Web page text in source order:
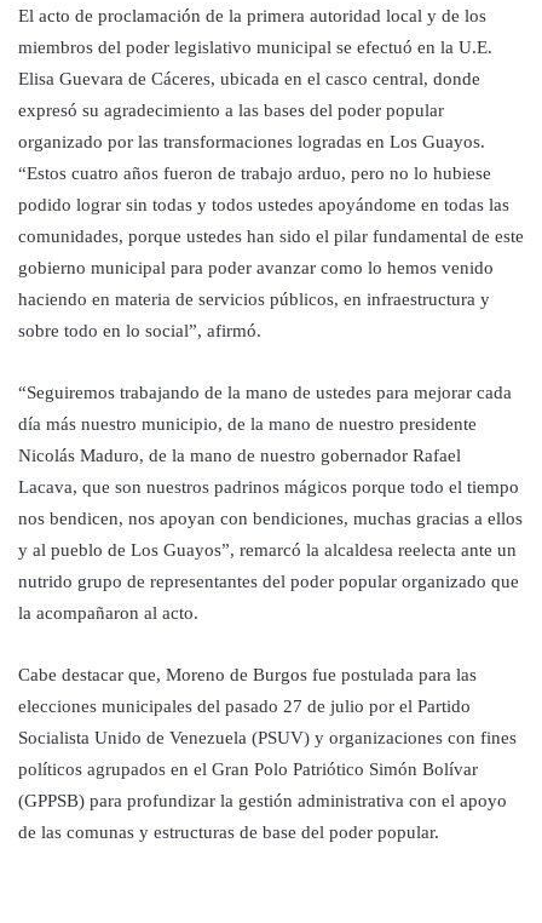
El acto de proclamación de la primera autoridad local y de los
miembros del poder legislativo municipal se efectuó en la U.E.
Elisa Guevara de Cáceres, ubicada en el casco central, donde
expresó su agradecimiento a las bases del poder popular
organizado por las transformaciones logradas en Los Guayos.
“Estos cuatro años fueron de trabajo arduo, pero no lo hubiese
podido lograr sin todas y todos ustedes apoyándome en todas las
comunidades, porque ustedes han sido el pilar fundamental de este
gobierno municipal para poder avanzar como lo hemos venido
haciendo en materia de servicios públicos, en infraestructura y
sobre todo en lo social”, afirmó.
“Seguiremos trabajando de la mano de ustedes para mejorar cada
día más nuestro municipio, de la mano de nuestro presidente
Nicolás Maduro, de la mano de nuestro gobernador Rafael
Lacava, que son nuestros padrinos mágicos porque todo el tiempo
nos bendicen, nos apoyan con bendiciones, muchas gracias a ellos
y al pueblo de Los Guayos”, remarcó la alcaldesa reelecta ante un
nutrido grupo de representantes del poder popular organizado que
la acompañaron al acto.
Cabe destacar que, Moreno de Burgos fue postulada para las
elecciones municipales del pasado 27 de julio por el Partido
Socialista Unido de Venezuela (PSUV) y organizaciones con fines
políticos agrupados en el Gran Polo Patriótico Simón Bolívar
(GPPSB) para profundizar la gestión administrativa con el apoyo
de las comunas y estructuras de base del poder popular.